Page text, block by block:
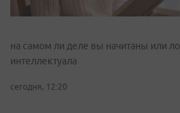
на самом ли деле вы начитаны или
интеллектуала
сегодня, 12:20